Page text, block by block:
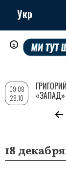
Перейти
содержанию
Укр
18
09:08
28.10